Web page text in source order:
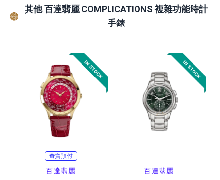
其他 百達翡麗 COMPLICATIONS 複雜功能時計
手錶
寄賣預付
百達翡麗 百達翡麗